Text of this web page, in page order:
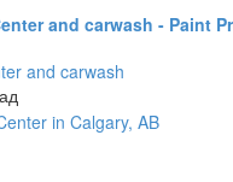
and carwash - Paint
and carwash